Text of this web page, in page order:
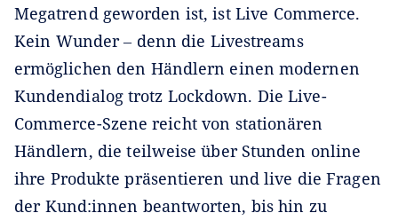
Megatrend geworden ist, ist Live Commerce.
Kein Wunder ‒ denn die Livestreams
ermöglichen den Händlern einen modernen
Kundendialog trotz Lockdown. Die Live-
Commerce-Szene reicht von stationären
Händlern, die teilweise über Stunden online
ihre Produkte präsentieren und live die Fragen
der Kund:innen beantworten, bis hin zu